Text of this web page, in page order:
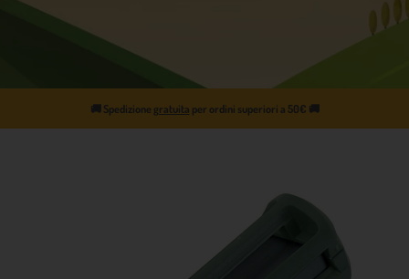
🚚 Spedizione gratuita per ordini superiori a 50€ 🚚